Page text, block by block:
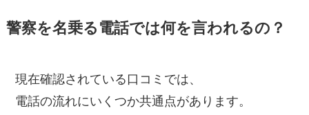
警察を名乗る電話では何を言われるの？
現在確認されている口コミでは、
電話の流れにいくつか共通点があります。